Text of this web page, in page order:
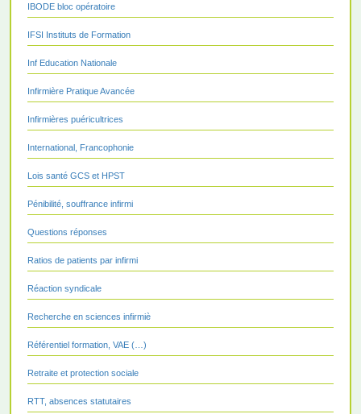
IBODE bloc opératoire
IFSI Instituts de Formation
Inf Education Nationale
Infirmière Pratique Avancée
Infirmières puéricultrices
International, Francophonie
Lois santé GCS et HPST
Pénibilité, souffrance infirmi
Questions réponses
Ratios de patients par infirmi
Réaction syndicale
Recherche en sciences infirmiè
Référentiel formation, VAE (…)
Retraite et protection sociale
RTT, absences statutaires